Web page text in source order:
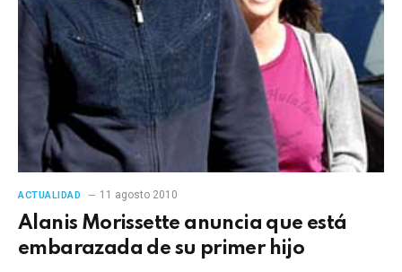
ACTUALIDAD 11 agosto 2010
Alanis Morissette anuncia que está
embarazada de su primer hijo